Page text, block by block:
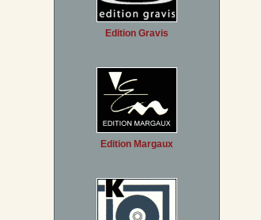
Edition Gravis
Edition Margaux